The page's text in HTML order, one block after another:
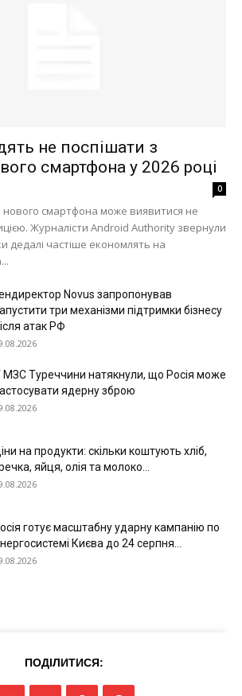
не поспішати з
смартфона у 2026 році
0
нового смартфона може виявитися не
Журналісти Android Authority звернули
дедалі частіше економлять на
Novus запропонував
три механізми підтримки бізнесу
атак РФ
МЗС Туреччини натякнули, що Росія може
ядерну зброю
на продукти: скільки коштують хліб,
яйця, олія та молоко...
готує масштабну ударну кампанію по
Києва до 24 серпня...
ПОДІЛИТИСЯ: